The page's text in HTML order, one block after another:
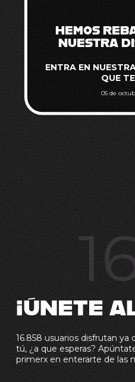
HEMOS
NUESTRA
ENTRA EN
QUE
05 de
¡ÚNETE
16.858 usuarios disfrutan ya
tú, ¿a que esperas?
primerx en enterarte de las